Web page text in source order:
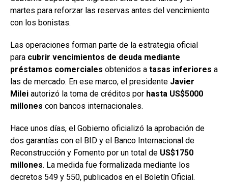
martes para reforzar las reservas antes del vencimiento
con los bonistas.
Las operaciones forman parte de la estrategia oficial
para cubrir vencimientos de deuda mediante
préstamos comerciales obtenidos a tasas inferiores a
las de mercado. En ese marco, el presidente Javier
Milei autorizó la toma de créditos por hasta US$5000
millones con bancos internacionales.
Hace unos días, el Gobierno oficializó la aprobación de
dos garantías con el BID y el Banco Internacional de
Reconstrucción y Fomento por un total de US$1750
millones. La medida fue formalizada mediante los
decretos 549 y 550, publicados en el Boletín Oficial.